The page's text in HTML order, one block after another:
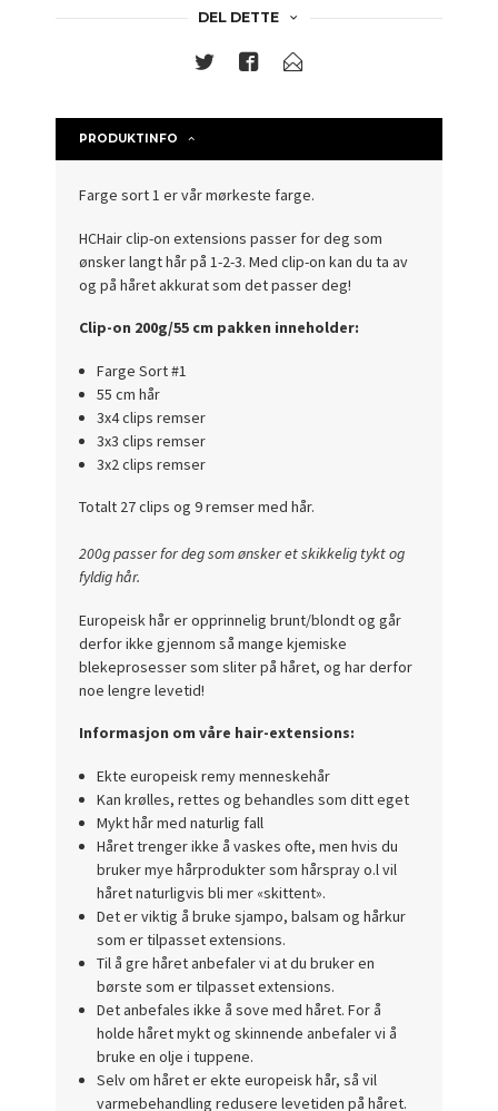
DEL DETTE
PRODUKTINFO
Farge sort 1 er vår mørkeste farge.
HCHairclip-on extensions passer for deg som
ønsker langt hår på 1-2-3. Med clip-on kan du ta av
og på håret akkurat som det passer deg!
Clip-on 200g/55 cm pakken inneholder:
Farge Sort #1
55 cm hår
3x4 clips remser
3x3 clips remser
3x2 clips remser
Totalt 27 clips og 9 remser med hår.
200g passer for deg som ønsker et skikkelig tykt og
fyldig hår.
Europeisk hår er opprinnelig brunt/blondt og går
derfor ikke gjennom så mange kjemiske
blekeprosesser som sliter på håret, og har derfor
noe lengre levetid!
Informasjon om våre hair-extensions:
Ekte europeisk remy menneskehår
Kan krølles, rettes og behandles som ditt eget
Mykt hår med naturlig fall
Håret trenger ikke å vaskes ofte, men hvis du
bruker mye hårprodukter som hårspray o.l vil
håret naturligvis bli mer «skittent».
Det er viktig å bruke sjampo, balsam og hårkur
som er tilpasset extensions.
Til å gre håret anbefaler vi at du bruker en
børste som er tilpasset extensions.
Det anbefales ikke å sove med håret. For å
holde håret mykt og skinnende anbefaler vi å
bruke en olje i tuppene.
Selv om håret er ekte europeisk hår, så vil
varmebehandling redusere levetiden på håret.